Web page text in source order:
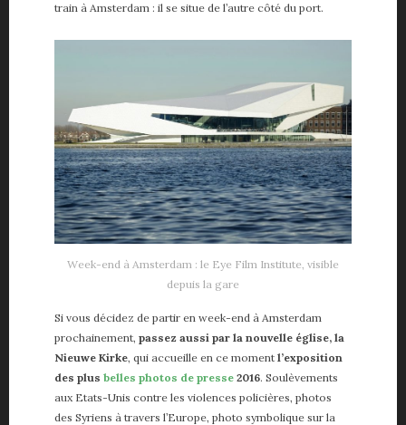
train à Amsterdam : il se situe de l’autre côté du port.
Week-end à Amsterdam : le Eye Film Institute, visible
depuis la gare
Si vous décidez de partir en week-end à Amsterdam
prochainement, passez aussi par la nouvelle église, la
Nieuwe Kirke , qui accueille en ce moment l’exposition
des plus belles photos de presse 2016. Soulèvements
aux Etats-Unis contre les violences policières, photos
des Syriens à travers l’Europe, photo symbolique sur la